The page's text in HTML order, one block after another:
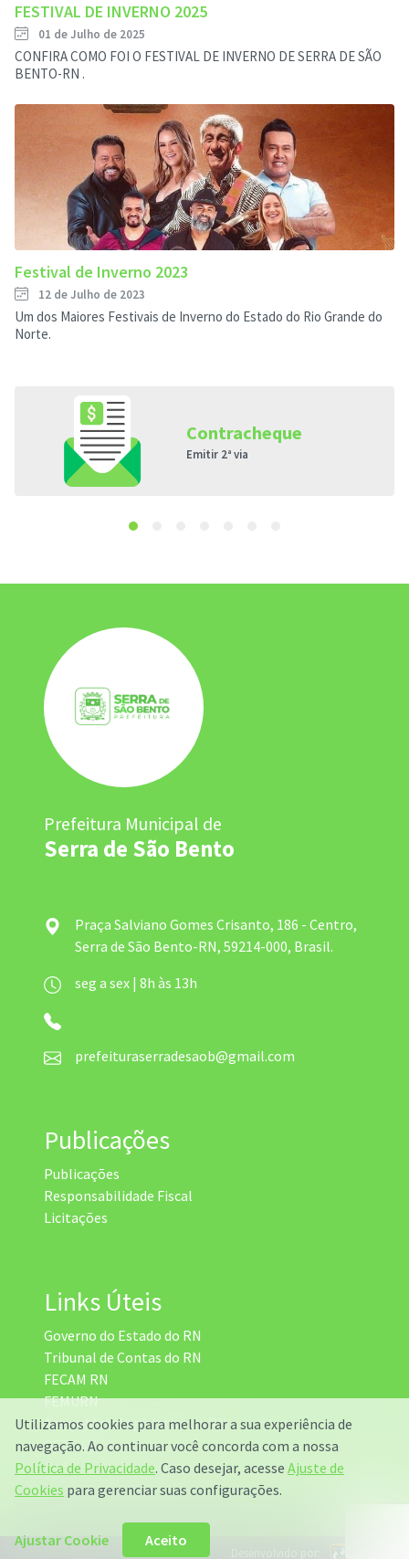
FESTIVAL DE INVERNO 2025
01 de Julho de 2025
CONFIRA COMO FOI O FESTIVAL DE INVERNO DE SERRA DE SÃO
BENTO-RN .
Festival de Inverno 2023
12 de Julho de 2023
Um dos Maiores Festivais de Inverno do Estado do Rio Grande do
Norte.
Contracheque
Emitir 2ª via
Prefeitura Municipal de
Serra de São Bento
Praça Salviano Gomes Crisanto, 186 - Centro,
Serra de São Bento-RN, 59214-000, Brasil.
seg a sex | 8h às 13h
prefeituraserradesaob@gmail.com
Publicações
Publicações
Responsabilidade Fiscal
Licitações
Links Úteis
Governo do Estado do RN
Tribunal de Contas do RN
FECAM RN
FEMURN
Assembleia Legislativa do RN
DETRAN RN
Radar da Transparência
Utilizamos cookies para melhorar a sua experiência de
navegação. Ao continuar você concorda com a nossa
Política de Privacidade. Caso desejar, acesse Ajuste de
Cookies para gerenciar suas configurações.
Ajustar Cookie Aceito